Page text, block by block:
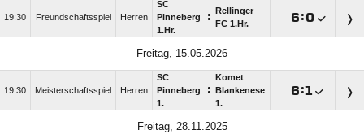
19:30 Freundschaftsspiel Herren
SC
Pinneberg
1.Hr.
:
Rellinger
FC 1.Hr.
:
Freitag, 15.05.2026
19:30 Meisterschaftsspiel Herren
SC
Pinneberg
1.
:
Komet
Blankenese
1.
:
Freitag, 28.11.2025